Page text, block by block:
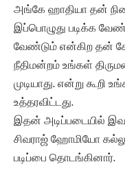
அங்கே ஹாதியா தன்
இப்பொழுது படிக்க
வேண்டும் என்கிற தன்
நீதிமன்றம் உங்கள்
முடியாது. என்று
உத்தரவிட்டது.
இதன் அடிப்படையில்
சிவராஜ் ஹோமியோ
படிப்பை தொடங்கினார்.